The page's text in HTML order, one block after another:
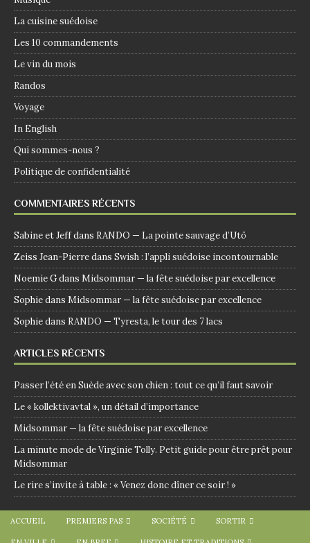
La cuisine suédoise
Les 10 commandements
Le vin du mois
Randos
Voyage
In English
Qui sommes-nous ?
Politique de confidentialité
COMMENTAIRES RÉCENTS
Sabine et Jeffdans RANDO — La pointe sauvage d’Utö
Zeiss Jean-Pierredans Swish : l’appli suédoise incontournable
Noemie Gdans Midsommar — la fête suédoise par excellence
Sophiedans Midsommar — la fête suédoise par excellence
Sophiedans RANDO — Tyresta, le tour des 7 lacs
ARTICLES RÉCENTS
Passer l’été en Suède avec son chien : tout ce qu’il faut savoir
Le « kollektivavtal », un détail d’importance
Midsommar — la fête suédoise par excellence
La minute mode de Virginie Tolly. Petit guide pour être prêt pour
Midsommar
Le rire s’invite à table : « Venez donc dîner ce soir ! »
ACCUEIL PREMIERS PAS SOCIÉTÉ SORTIR